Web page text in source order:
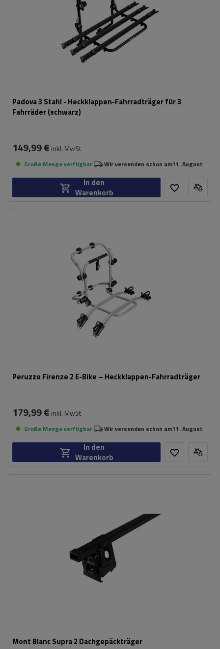
Padova 3 Stahl - Heckklappen-Fahrradträger für 3
Fahrräder (schwarz)
149,99 € inkl. MwSt
Große Menge verfügbar Wir versenden schon am11. August
In den
Warenkorb
Peruzzo Firenze 2 E-Bike – Heckklappen-Fahrradträger
45 kg
kompatibel mit Elektrofahrrädern
Aluminiumkonstruktion
179,99 € inkl. MwSt
Große Menge verfügbar Wir versenden schon am11. August
In den
Warenkorb
Mont Blanc Supra 2 Dachgepäckträger